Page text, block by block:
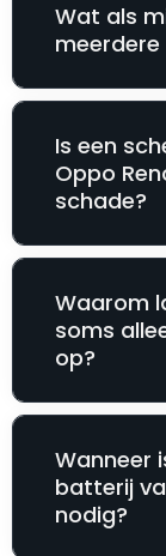
Wat als
Is een
Oppo
schade?
Waarom
soms
op?
Wanneer
batterij
nodig?